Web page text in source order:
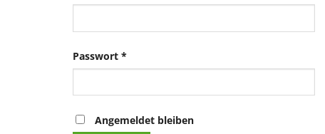
Passwort *Erforderlich
Angemeldet bleiben